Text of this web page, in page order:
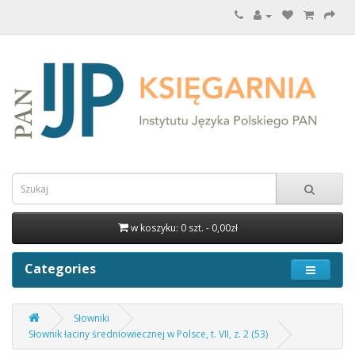
w koszyku: 0 szt. - 0,00zł
Categories
Słowniki
Słownik łaciny średniowiecznej w Polsce, t. VII, z. 2 (53)